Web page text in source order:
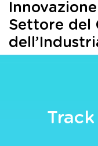
Settore del